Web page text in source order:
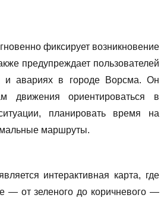
фиксирует возникновение
предупреждает пользователей
и авариях в городе Ворсма. Он
движения ориентироваться в
планировать время на
маршруты.
интерактивная карта, где
— от зеленого до коричневого —